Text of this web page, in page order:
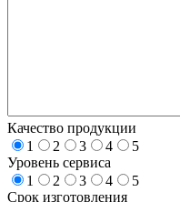
Качество продукции
1
2 3 4
5
Уровень сервиса
1
2 3 4
5
Срок изготовления